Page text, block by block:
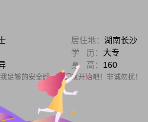
居住地： 湖南长沙
学 历： 大专
身 高： 160
足够的安全感，我们就开始吧！非诚勿扰！